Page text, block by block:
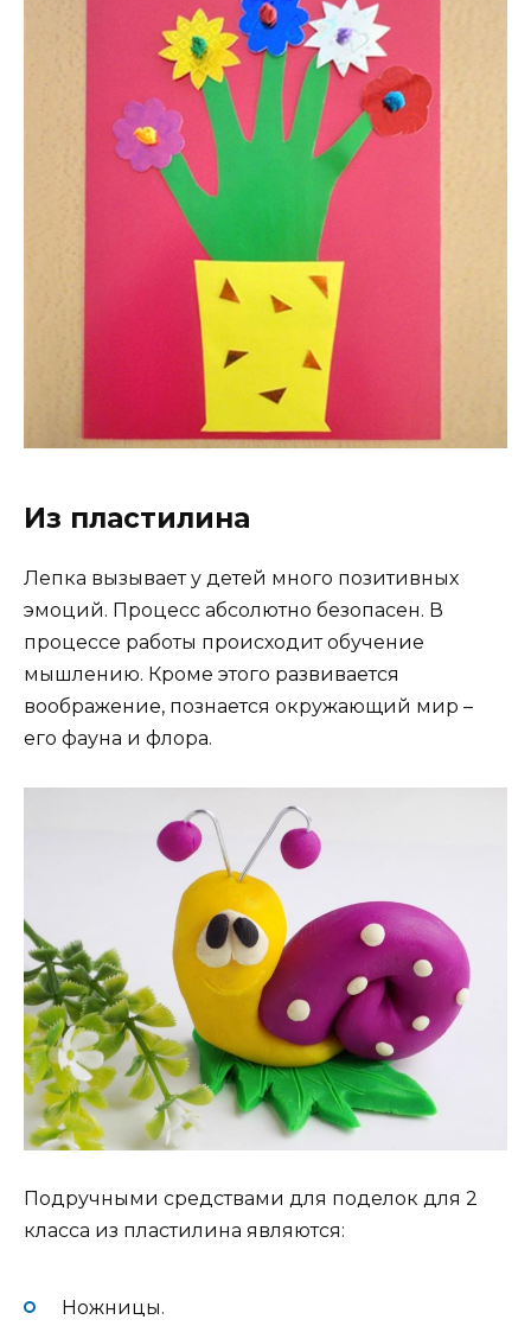
Из пластилина
Лепка вызывает у детей много позитивных
эмоций. Процесс абсолютно безопасен. В
процессе работы происходит обучение
мышлению. Кроме этого развивается
воображение, познается окружающий мир –
его фауна и флора.
Подручными средствами для поделок для 2
класса из пластилина являются:
Ножницы.